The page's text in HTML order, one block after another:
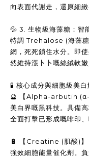
向表面代謝走，還原細緻
💦 3. 生物級海藻糖：智
特調 Trehalose (海藻糖
網，死死鎖住水分。即
然維持漲卜卜嘅絲絨軟嫩
🧪 核心成分與細胞級美白
🔮 【Alpha-arbutin (α-
美白界嘅黑科技。具備
全面打擊已形成嘅啡印
🔋 【Creatine (肌酸)】
強效細胞能量催化劑。